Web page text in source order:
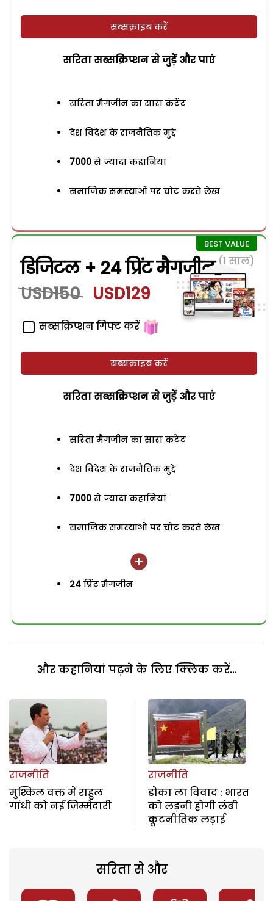
सब्सक्राइब करें
सरिता सब्सक्रिप्शन से जुड़ेें और पाएं
सरिता मैगजीन का सारा कंटेंट
देश विदेश के राजनैतिक मुद्दे
7000 से ज्यादा कहानियां
समाजिक समस्याओं पर चोट करते लेख
डिजिटल + 24 प्रिंट मैगजीन (1 साल)
USD150 USD129
सब्सक्रिप्शन गिफ्ट करें
सब्सक्राइब करें
सरिता सब्सक्रिप्शन से जुड़ेें और पाएं
सरिता मैगजीन का सारा कंटेंट
देश विदेश के राजनैतिक मुद्दे
7000 से ज्यादा कहानियां
समाजिक समस्याओं पर चोट करते लेख
24 प्रिंट मैगजीन
और कहानियां पढ़ने के लिए क्लिक करें...
राजनीति
मुश्किल वक्त में राहुल
गांधी को नई जिम्मेदारी
राजनीति
डोका ला विवाद : भारत
को लड़नी होगी लंबी
कूटनीतिक लड़ाई
सरिता से और